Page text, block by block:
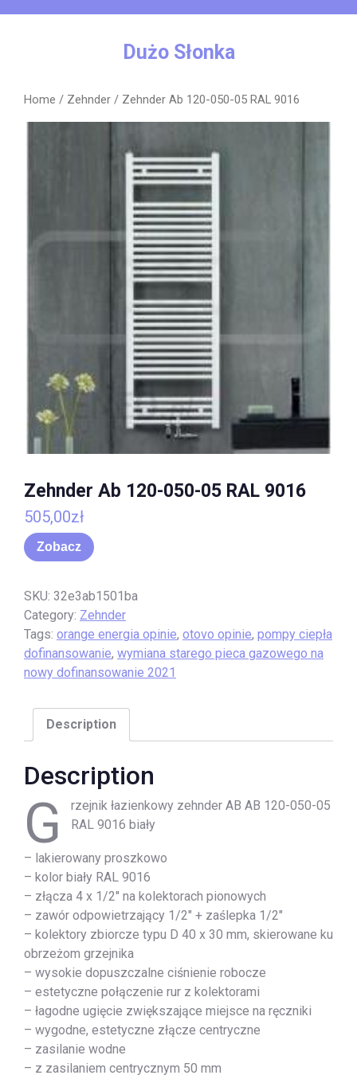
Dużo Słonka
Home / Zehnder / Zehnder Ab 120-050-05 RAL 9016
Zehnder Ab 120-050-05 RAL 9016
505,00zł
Zobacz
SKU: 32e3ab1501ba
Category: Zehnder
Tags: orange energia opinie, otovo opinie, pompy ciepła
dofinansowanie, wymiana starego pieca gazowego na
nowy dofinansowanie 2021
Description
Description
G
rzejnik łazienkowy zehnder AB AB 120-050-05
RAL 9016 biały
– lakierowany proszkowo
– kolor biały RAL 9016
– złącza 4 x 1/2″ na kolektorach pionowych
– zawór odpowietrzający 1/2″ + zaślepka 1/2″
– kolektory zbiorcze typu D 40 x 30 mm, skierowane ku
obrzeżom grzejnika
– wysokie dopuszczalne ciśnienie robocze
– estetyczne połączenie rur z kolektorami
– łagodne ugięcie zwiększające miejsce na ręczniki
– wygodne, estetyczne złącze centryczne
– zasilanie wodne
– z zasilaniem centrycznym 50 mm